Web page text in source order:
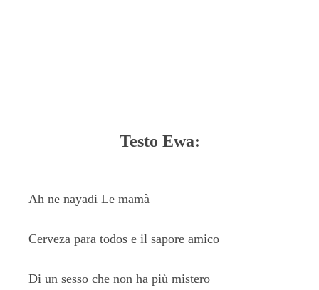
Testo Ewa:
Ah ne nayadi Le mamà
Cerveza para todos e il sapore amico
Di un sesso che non ha più mistero